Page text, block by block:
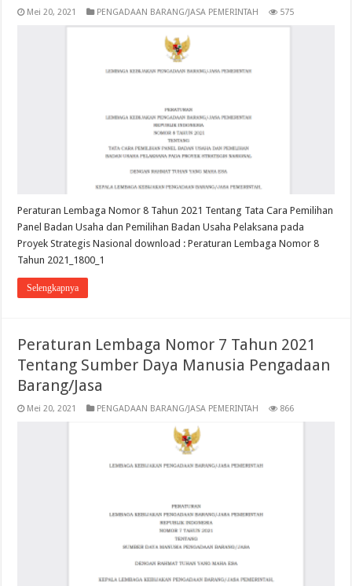
Mei 20, 2021 PENGADAAN BARANG/JASA PEMERINTAH 575
Peraturan Lembaga Nomor 8 Tahun 2021 Tentang Tata Cara Pemilihan
Panel Badan Usaha dan Pemilihan Badan Usaha Pelaksana pada
Proyek Strategis Nasional download : Peraturan Lembaga Nomor 8
Tahun 2021_1800_1
Selengkapnya
Peraturan Lembaga Nomor 7 Tahun 2021
Tentang Sumber Daya Manusia Pengadaan
Barang/Jasa
Mei 20, 2021 PENGADAAN BARANG/JASA PEMERINTAH 866